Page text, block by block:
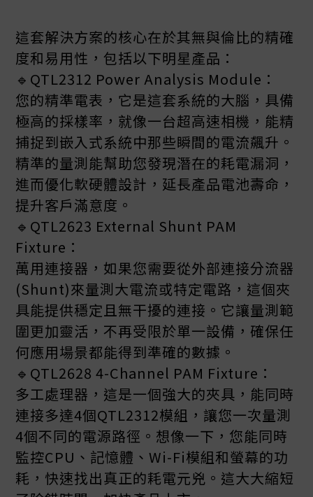
這套解決方案的核心在於其無與倫比的精確
度和易用性，包括以下明星產品：
🔹QTL2312 Power Analysis Module：
您的精準電表，它是這套系統的大腦，具備
極高的採樣率，就像一台超高速相機，能精
捕捉到嵌入式系統中那些瞬間的電流飆升。
精準的量測能幫助您發現潛在的耗電漏洞，
進而優化軟硬體設計，延長產品電池壽命，
提升客戶滿意度。
🔹QTL2623 External Shunt PAM
Fixture：
萬用連接器，如果您需要從外部連接分流器
(Shunt)來量測大電流或特定電路，這個夾
具能提供穩定且無干擾的連接。它讓量測範
圍更加靈活，不再受限於單一設備，確保任
何應用場景都能得到準確的數據。
🔹QTL2628 4-Channel PAM Fixture：
多工處理器，這是一個強大的夾具，能同時
連接多達4個QTL2312模組，讓您一次量測
4個不同的電源路徑。想像一下，您能同時
監控CPU、記憶體、Wi-Fi模組和螢幕的功
耗，快速找出真正的耗電元兇。這大大縮短